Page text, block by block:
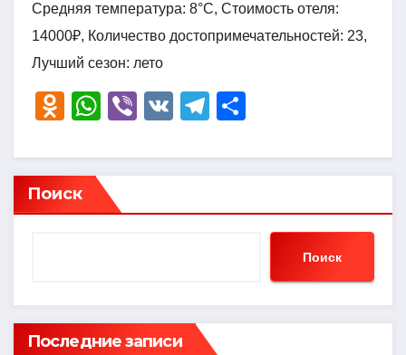
Средняя температура: 8°C, Стоимость отеля:
14000₽, Количество достопримечательностей: 23,
Лучший сезон: лето
O
n
o
kl
ni
ki
W
at
s
A
Vi
er
V
T
e
a
р
в
ть
Поиск
Поиск
Последние записи